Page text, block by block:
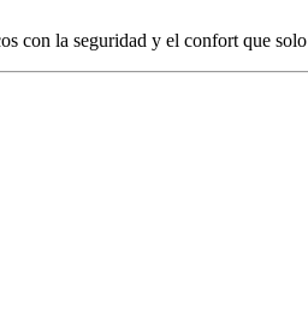
con la seguridad y el confort que solo